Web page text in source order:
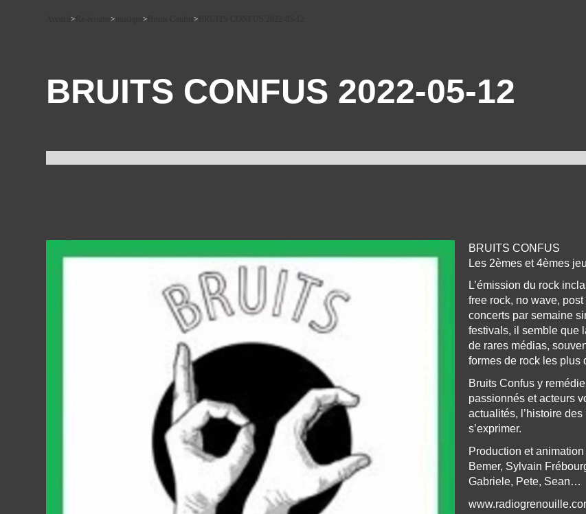
> > > >
BRUITS CONFUS 2022-05-12
BRUITS CONFUS
Les 2èmes et 4èmes
L’émission du rock
free rock, no wave,
concerts par semaine
festivals, il semble que
de rares médias,
formes de rock les plus
Bruits Confus y
passionnés et acteurs
actualités, l’histoire
s’exprimer.
Production et
Bemer, Sylvain
Gabriele, Pete, Sean…